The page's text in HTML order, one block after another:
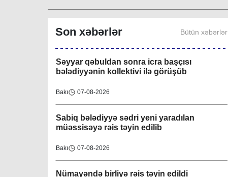
Son xəbərlər Bütün xəbərlər
Region 08-08-2026
Səyyar qəbuldan sonra icra başçısı
bələdiyyənin kollektivi ilə görüşüb
Bakı 07-08-2026
Sabiq bələdiyyə sədri yeni yaradılan
müəssisəyə rəis təyin edilib
Bakı 07-08-2026
Nümayəndə birliyə rəis təyin edildi